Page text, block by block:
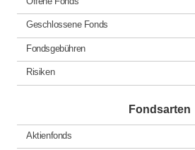
Geschlossene Fonds
Fondsgebühren
Risiken
Fondsarten
Aktienfonds